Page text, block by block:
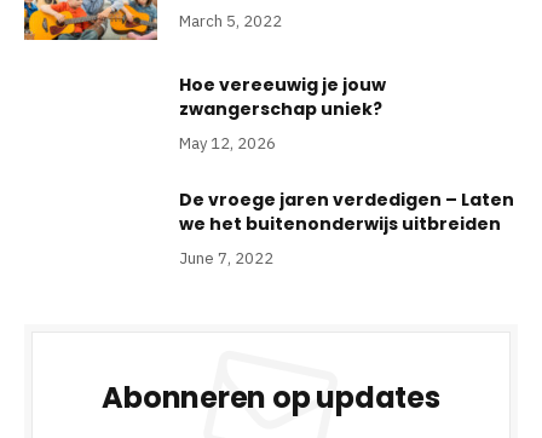
March 5, 2022
Hoe vereeuwig je jouw
zwangerschap uniek?
May 12, 2026
De vroege jaren verdedigen – Laten
we het buitenonderwijs uitbreiden
June 7, 2022
Abonneren op updates